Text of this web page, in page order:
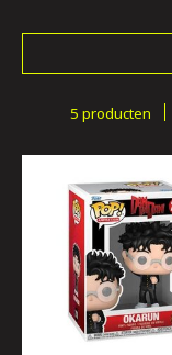
5 producten